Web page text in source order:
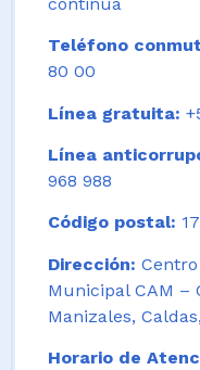
Teléfono
80 00
Línea gratuita:
Línea
968 988
Código postal:
Dirección:
Municipal CAM –
Manizales,
Horario de